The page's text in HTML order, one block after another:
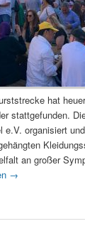
hat
stattgefunden.
e.V. organisiert
an großer
→